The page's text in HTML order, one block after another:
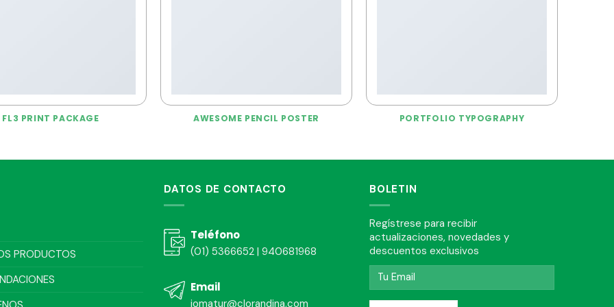
FL3 PRINT PACKAGE AWESOME PENCIL POSTER PORTFOLIO TYPOGRAPHY
PRODUCTOS
DATOS DE CONTACTO
Teléfono
(01) 5366652 | 940681968
Email
jomatur@clorandina.com
BOLETIN
Regístrese para recibir
actualizaciones, novedades y
descuentos exclusivos